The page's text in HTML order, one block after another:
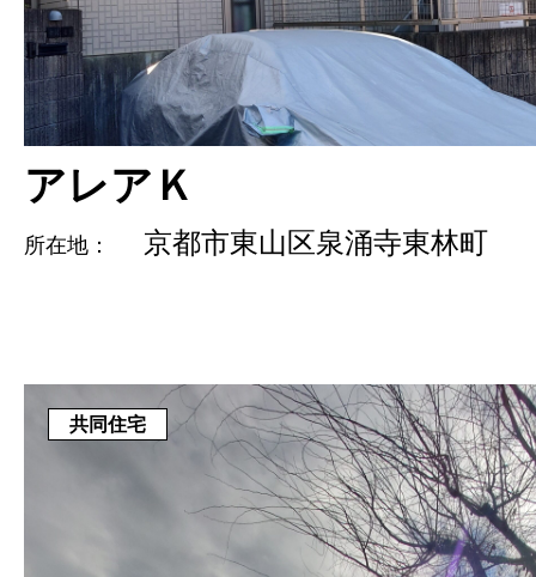
アレアＫ
所在地： 京都市東山区泉涌寺東林町
共同住宅